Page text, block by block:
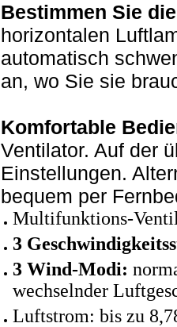
Bestimmen Sie
horizontalen
automatisch
an, wo Sie sie
Komfortable
Ventilator. Auf der
Einstellungen.
bequem per
Multifunktions-
3
3 Wind-Modi:
wechselnder
Luftstrom: bis zu